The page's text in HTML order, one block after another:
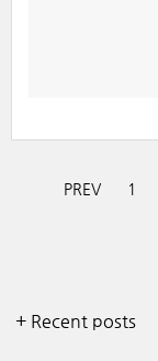
PREV 1
+ Recent posts